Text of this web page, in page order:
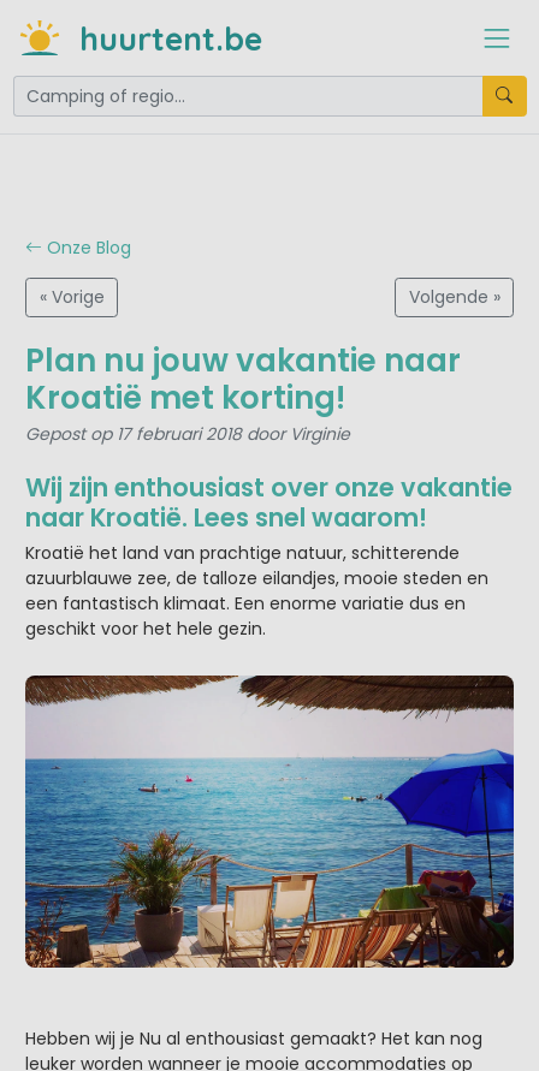
huurtent.be
Onze Blog
« Vorige Volgende »
Plan nu jouw vakantie naar
Kroatië met korting!
Gepost op 17 februari 2018 door Virginie
Wij zijn enthousiast over onze vakantie
naar Kroatië. Lees snel waarom!
Kroatië het land van prachtige natuur, schitterende
azuurblauwe zee, de talloze eilandjes, mooie steden en
een fantastisch klimaat. Een enorme variatie dus en
geschikt voor het hele gezin.
Hebben wij je Nu al enthousiast gemaakt? Het kan nog
leuker worden wanneer je mooie accommodaties op